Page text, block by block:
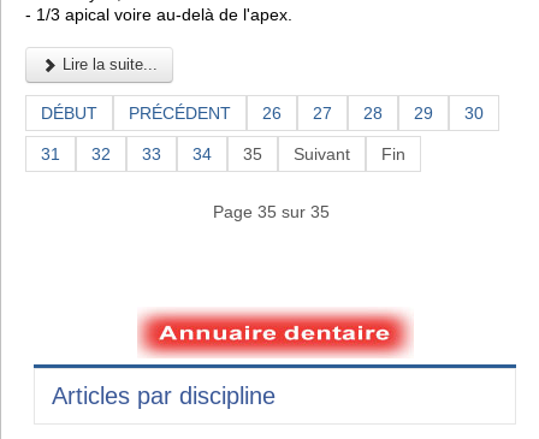
- 1/3 apical voire au-delà de l'apex.
Lire la suite...
DÉBUT PRÉCÉDENT 26 27 28 29 30
31 32 33 34 35 Suivant Fin
Page 35 sur 35
Articles par discipline